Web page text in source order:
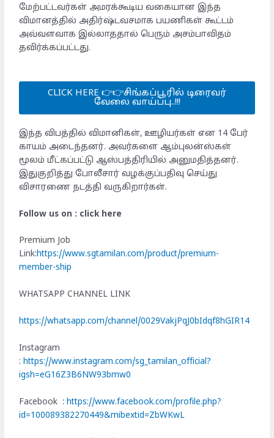
மேற்பட்டவர்கள் அமரக்கூடிய வகையான இந்த
விமானத்தில் அதிர்ஷ்டவசமாக பயணிகள் கூட்டம்
அவ்வளவாக இல்லாததால் பெரும் அசம்பாவிதம்
தவிர்க்கப்பட்டது.
CLICK HERE 👉👉சிங்கப்பூரில் டிரைவர்
வேலை வாய்ப்பு..!!!
இந்த விபத்தில் விமானிகள், ஊழியர்கள் என 14 பேர்
காயம் அடைந்தனர். அவர்களை ஆம்புலன்ஸ்கள்
மூலம் மீட்கப்பட்டு ஆஸ்பத்திரியில் அனுமதித்தனர்.
இதுகுறித்து போலீசார் வழக்குப்பதிவு செய்து
விசாரணை நடத்தி வருகிறார்கள்.
Follow us on : click here
Premium Job
Link:https://www.sgtamilan.com/product/premium-
member-ship
WHATSAPP CHANNEL LINK
https://whatsapp.com/channel/0029VakjPqJ0bIdqf8hGIR14
Instagram
:https://www.instagram.com/sg_tamilan_official?
igsh=eG16Z3B6NW93bmw0
Facebook :https://www.facebook.com/profile.php?
id=100089382270449&mibextid=ZbWKwL